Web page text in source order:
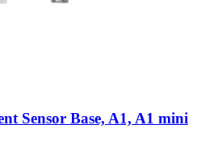
Sensor Base, A1, A1 mini